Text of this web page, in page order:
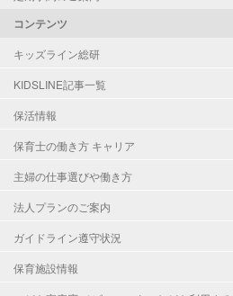
コンテンツ
キッズライン総研
KIDSLINE記事一覧
保活情報
保育士の働き方 キャリア
主婦の仕事選びや働き方
法人プランのご案内
ガイドライン遵守状況
保育施設情報